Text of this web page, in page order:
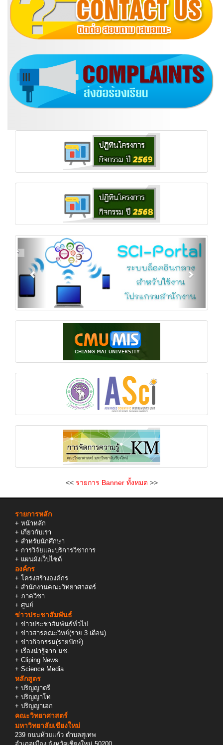
<< รายการ Banner ทั้งหมด >>
รายการหลัก
+ หน้าหลัก
+ เกี่ยวกับเรา
+ สำหรับนักศึกษา
+ การวิจัยและบริการวิชาการ
+ แผนผังเว็บไซต์
องค์กร
+ โครงสร้างองค์กร
+ สำนักงานคณะวิทยาศาสตร์
+ ภาควิชา
+ ศูนย์
ข่าวประชาสัมพันธ์
+ ข่าวประชาสัมพันธ์ทั่วไป
+ ข่าวสารคณะวิทย์(ราย 3 เดือน)
+ ข่าวกิจกรรม(รายปักษ์)
+ เรื่องน่ารู้จาก มช.
+ Cliping News
+ Science Media
หลักสูตร
+ ปริญญาตรี
+ ปริญญาโท
+ ปริญญาเอก
คณะวิทยาศาสตร์
มหาวิทยาลัยเชียงใหม่
239 ถนนห้วยแก้ว ตำบลสุเทพ